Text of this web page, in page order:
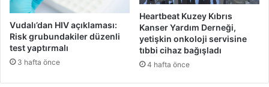
Vudalı’dan HIV açıklaması:
Risk grubundakiler düzenli
test yaptırmalı
3 hafta önce
Heartbeat Kuzey Kıbrıs
Kanser Yardım Derneği,
yetişkin onkoloji servisine
tıbbi cihaz bağışladı
4 hafta önce